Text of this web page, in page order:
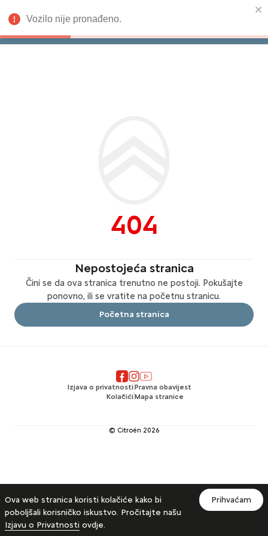
Isporuka odmah
Vozilo nije pronađeno.
404
Nepostojeća stranica
Čini se da ova stranica trenutno ne postoji. Pokušajte
ponovno, ili se vratite na početnu stranicu.
Početna stranica
Izjava o privatnostiPravna obavijest
KolačićiMapa stranice
© Citroën 2026
Ova web stranica koristi kolačiće kako bi
poboljšali korisničko iskustvo. Pročitajte našu
Izjavu o Privatnosti ovdje.
Prihvaćam